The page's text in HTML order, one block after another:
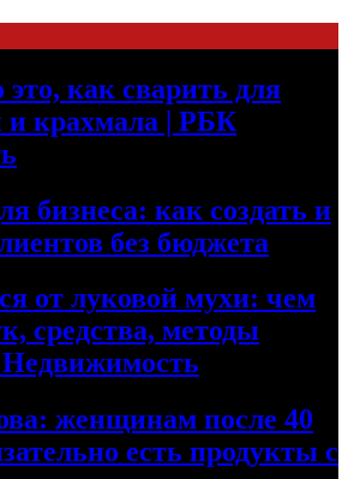
как сварить для
и крахмала | РБК
бизнеса: как создать и
без бюджета
от луковой мухи: чем
средства, методы
женщинам после 40
есть продукты с